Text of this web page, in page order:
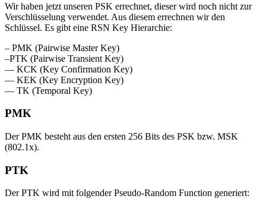
Wir haben jetzt unseren PSK errechnet, dieser wird noch nicht zur
Verschlüsselung verwendet. Aus diesem errechnen wir den
Schlüssel. Es gibt eine RSN Key Hierarchie:
– PMK (Pairwise Master Key)
–PTK (Pairwise Transient Key)
— KCK (Key Confirmation Key)
— KEK (Key Encryption Key)
— TK (Temporal Key)
PMK
Der PMK besteht aus den ersten 256 Bits des PSK bzw. MSK
(802.1x).
PTK
Der PTK wird mit folgender Pseudo-Random Function generiert: